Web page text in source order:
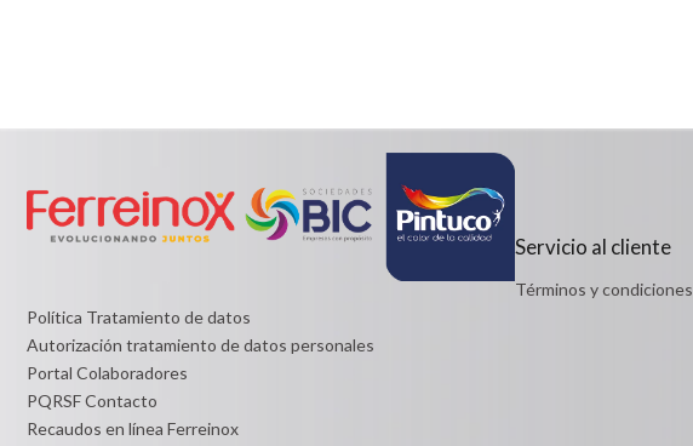
Detalles
Servicio al cliente
Términos y condiciones
Política Tratamiento de datos
Autorización tratamiento de datos personales
Portal Colaboradores
PQRSF Contacto
Recaudos en línea Ferreinox